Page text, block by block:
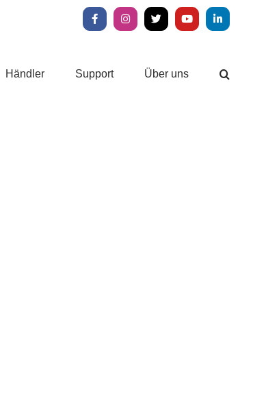
FacebookInstagram
X YouTubeLinkedIn
Händler Support Über uns